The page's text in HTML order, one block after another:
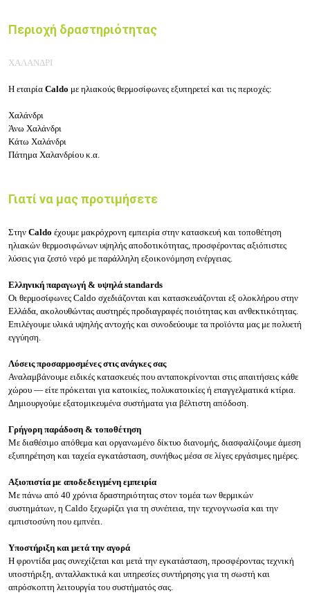
Περιοχή δραστηριότητας
ΧΑΛΑΝΔΡΙ
Η εταιρία Caldo με ηλιακούς θερμοσίφωνες εξυπηρετεί και τις περιοχές:
Χαλάνδρι
Άνω Χαλάνδρι
Κάτω Χαλάνδρι
Πάτημα Χαλανδρίου κ.α.
Γιατί να μας προτιμήσετε
Στην Caldo έχουμε μακρόχρονη εμπειρία στην κατασκευή και τοποθέτηση
ηλιακών θερμοσιφώνων υψηλής αποδοτικότητας, προσφέροντας αξιόπιστες
λύσεις για ζεστό νερό με παράλληλη εξοικονόμηση ενέργειας.
Ελληνική παραγωγή & υψηλά standards
Οι θερμοσίφωνες Caldo σχεδιάζονται και κατασκευάζονται εξ ολοκλήρου στην
Ελλάδα, ακολουθώντας αυστηρές προδιαγραφές ποιότητας και ανθεκτικότητας.
Επιλέγουμε υλικά υψηλής αντοχής και συνοδεύουμε τα προϊόντα μας με πολυετή
εγγύηση.
Λύσεις προσαρμοσμένες στις ανάγκες σας
Αναλαμβάνουμε ειδικές κατασκευές που ανταποκρίνονται στις απαιτήσεις κάθε
χώρου — είτε πρόκειται για κατοικίες, πολυκατοικίες ή επαγγελματικά κτίρια.
Δημιουργούμε εξατομικευμένα συστήματα για βέλτιστη απόδοση.
Γρήγορη παράδοση & τοποθέτηση
Με διαθέσιμο απόθεμα και οργανωμένο δίκτυο διανομής, διασφαλίζουμε άμεση
εξυπηρέτηση και ταχεία εγκατάσταση, συνήθως μέσα σε λίγες εργάσιμες ημέρες.
Αξιοπιστία με αποδεδειγμένη εμπειρία
Με πάνω από 40 χρόνια δραστηριότητας στον τομέα των θερμικών
συστημάτων, η Caldo ξεχωρίζει για τη συνέπεια, την τεχνογνωσία και την
εμπιστοσύνη που εμπνέει.
Υποστήριξη και μετά την αγορά
Η φροντίδα μας συνεχίζεται και μετά την εγκατάσταση, προσφέροντας τεχνική
υποστήριξη, ανταλλακτικά και υπηρεσίες συντήρησης για τη σωστή και
απρόσκοπτη λειτουργία του συστήματός σας.